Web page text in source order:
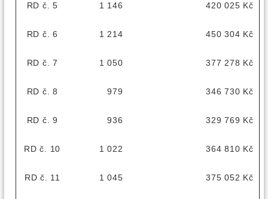
RD č. 5 1 146 420 025 Kč
RD č. 6 1 214 450 304 Kč
RD č. 7 1 050 377 278 Kč
RD č. 8 979 346 730 Kč
RD č. 9 936 329 769 Kč
RD č. 10 1 022 364 810 Kč
RD č. 11 1 045 375 052 Kč